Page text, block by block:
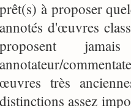
prêt(s) à proposer
annotés d'œuvres
proposent
annotateur/
œuvres très
distinctions assez